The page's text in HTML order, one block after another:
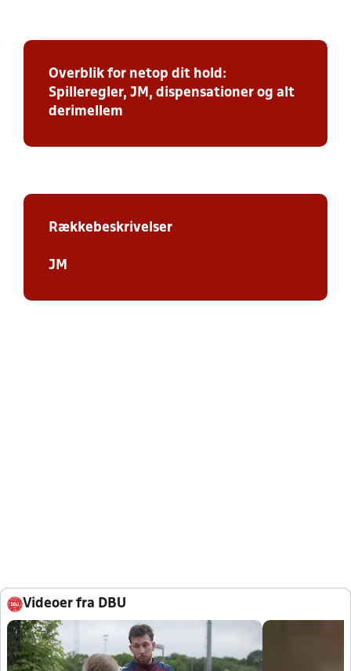
Overblik for netop dit hold:
Spilleregler, JM, dispensationer og alt
derimellem
Rækkebeskrivelser
JM
Videoer fra DBU